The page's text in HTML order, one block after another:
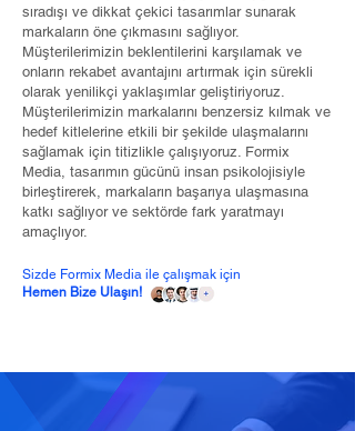
sıradışı ve dikkat çekici tasarımlar sunarak
markaların öne çıkmasını sağlıyor.
Müşterilerimizin beklentilerini karşılamak ve
onların rekabet avantajını artırmak için sürekli
olarak yenilikçi yaklaşımlar geliştiriyoruz.
Müşterilerimizin markalarını benzersiz kılmak ve
hedef kitlelerine etkili bir şekilde ulaşmalarını
sağlamak için titizlikle çalışıyoruz. Formix
Media, tasarımın gücünü insan psikolojisiyle
birleştirerek, markaların başarıya ulaşmasına
katkı sağlıyor ve sektörde fark yaratmayı
amaçlıyor.
Sizde Formix Media ile çalışmak için
Hemen Bize Ulaşın!